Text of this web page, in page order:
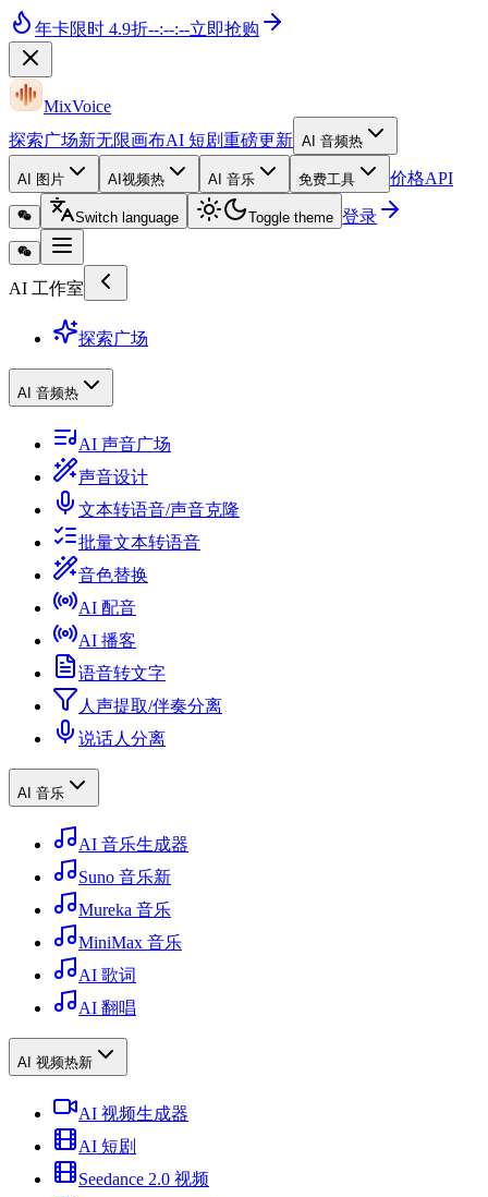
年卡限时 4.9折--:--:--立即抢购
MixVoice
探索广场新无限画布AI 短剧重磅更新 AI 音频热
AI 图片 AI视频热 AI 音乐 免费工具 价格API
Switch language Toggle theme 登录
AI 工作室
探索广场
AI 音频热
AI 声音广场
声音设计
文本转语音/声音克隆
批量文本转语音
音色替换
AI 配音
AI 播客
语音转文字
人声提取/伴奏分离
说话人分离
AI 音乐
AI 音乐生成器
Suno 音乐新
Mureka 音乐
MiniMax 音乐
AI 歌词
AI 翻唱
AI 视频热新
AI 视频生成器
AI 短剧
Seedance 2.0 视频